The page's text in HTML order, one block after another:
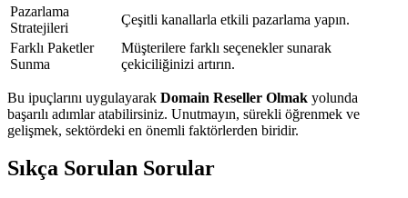
Pazarlama
Stratejileri
Çeşitli kanallarla etkili pazarlama yapın.
Farklı Paketler
Sunma
Müşterilere farklı seçenekler sunarak
çekiciliğinizi artırın.
Bu ipuçlarını uygulayarak Domain Reseller Olmak yolunda
başarılı adımlar atabilirsiniz. Unutmayın, sürekli öğrenmek ve
gelişmek, sektördeki en önemli faktörlerden biridir.
Sıkça Sorulan Sorular